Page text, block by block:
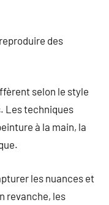
des
selon le style
Les techniques
à la main, la
les nuances et
revanche, les